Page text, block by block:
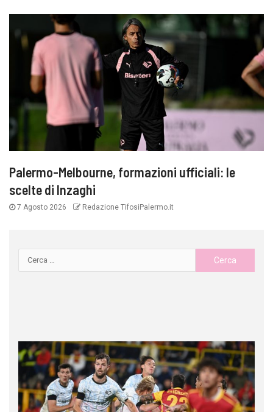
Palermo-Melbourne, formazioni ufficiali: le
scelte di Inzaghi
7 Agosto 2026 Redazione TifosiPalermo.it